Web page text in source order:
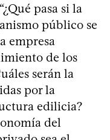
pasa si la
público se
empresa
de los
serán la
por la
edilicia?
del